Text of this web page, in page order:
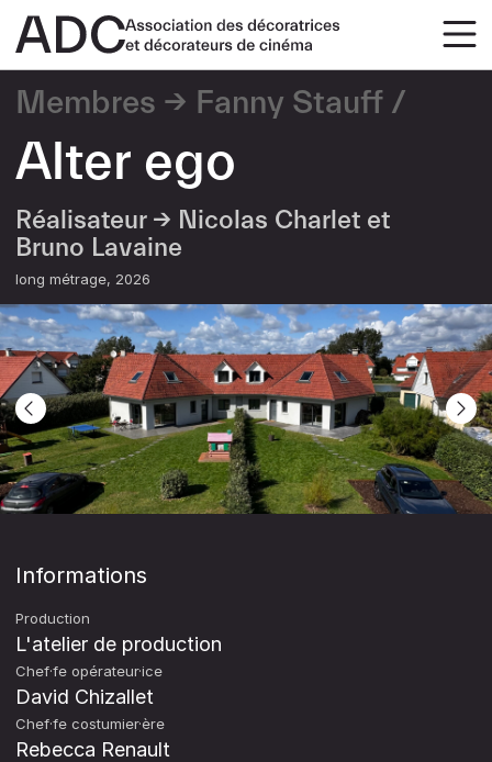
Membres Fanny Stauff
Alter ego
Réalisateur → Nicolas Charlet et
Bruno Lavaine
long métrage 2026
Informations
Production
L'atelier de production
Chef·fe opérateur·ice
David Chizallet
Chef·fe costumier·ère
Rebecca Renault